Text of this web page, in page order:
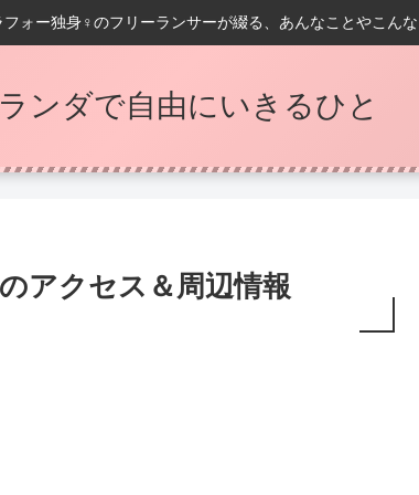
フォー独身♀️のフリーランサーが綴る、あんなことやこん
ンダで自由にいきるひと
アクセス＆周辺情報